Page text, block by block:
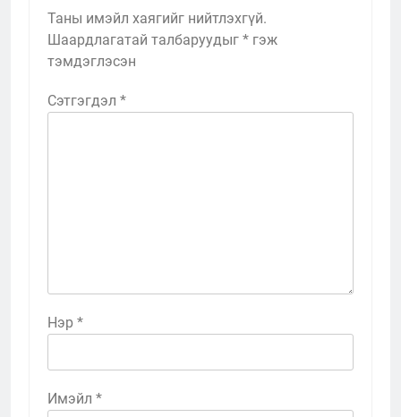
Таны имэйл хаягийг нийтлэхгүй.
Шаардлагатай талбаруудыг * гэж
тэмдэглэсэн
Сэтгэгдэл *
Нэр *
Имэйл *